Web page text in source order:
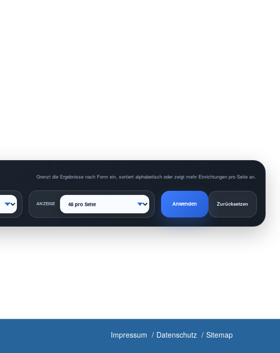
Grenzt die Ergebnisse nach Form ein, sortiert alphabetisch oder zeigt mehr Einrichtungen pro Seite an.
ANZEIGE Anwenden Zurücksetzen
Impressum Datenschutz Sitemap